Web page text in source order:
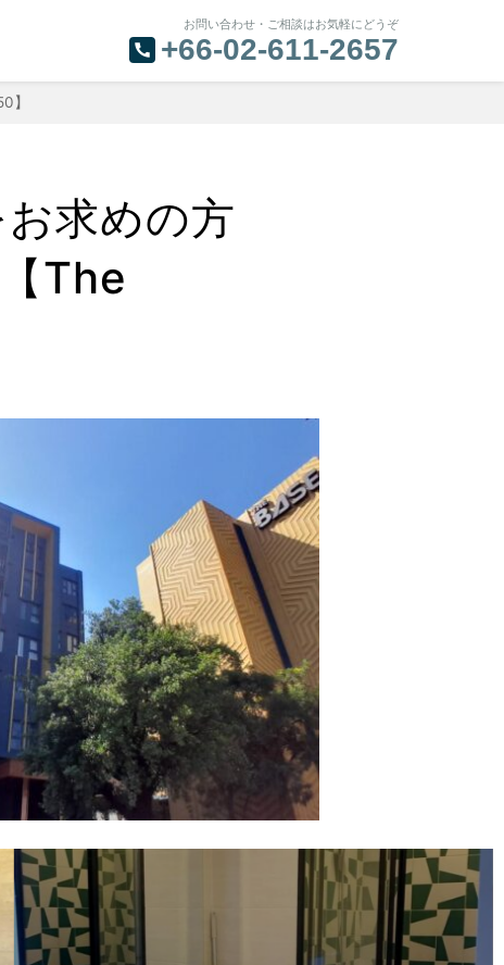
お問い合わせ・ご相談はお気軽にどうぞ
+66-02-611-2657
】
求めの方
The